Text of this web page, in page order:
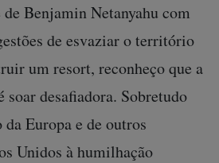
Benjamin Netanyahu com
de esvaziar o território
um resort, reconheço que a
soar desafiadora. Sobretudo
Europa e de outros
Unidos à humilhação